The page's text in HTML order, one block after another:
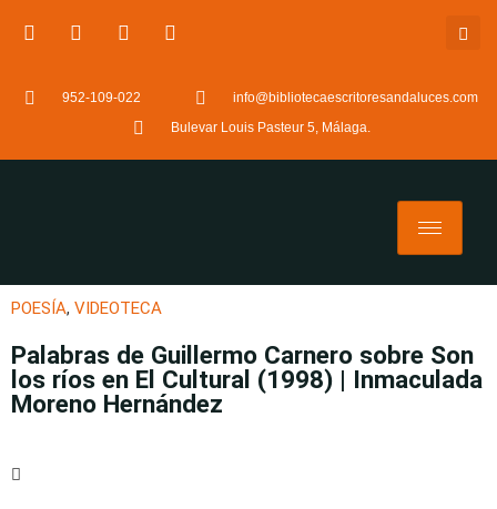
952-109-022
info@bibliotecaescritoresandaluces.com
Bulevar Louis Pasteur 5, Málaga.
POESÍA, VIDEOTECA
Palabras de Guillermo Carnero sobre Son
los ríos en El Cultural (1998) | Inmaculada
Moreno Hernández